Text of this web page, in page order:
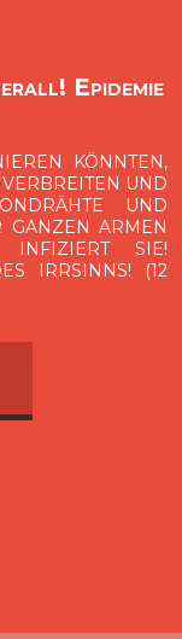
Epidemie
KÖNNTEN,
UND
UND
GANZEN ARMEN
INFIZIERT SIE!
IRRSINNS! (12